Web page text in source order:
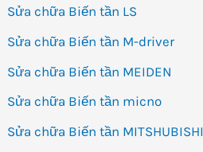
Sửa chữa Biến tần LS
Sửa chữa Biến tần M-driver
Sửa chữa Biến tần MEIDEN
Sửa chữa Biến tần micno
Sửa chữa Biến tần MITSHUBISHI